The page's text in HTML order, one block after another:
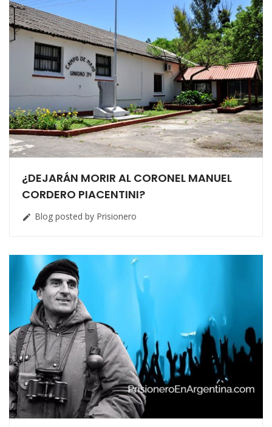
¿DEJARÁN MORIR AL CORONEL MANUEL
CORDERO PIACENTINI?
 Blog posted by Prisionero